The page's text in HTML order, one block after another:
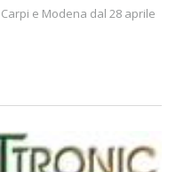
e Modena dal 28 aprile